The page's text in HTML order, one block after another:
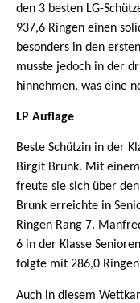
den 3 besten LG-
937,6 Ringen einen
besonders in den
musste jedoch in der
hinnehmen, was eine
LP Auflage
Beste Schützin in der
Birgit Brunk. Mit
freute sie sich über
Brunk erreichte in
Ringen Rang 7.
6 in der Klasse
folgte mit 286,0
Auch in diesem